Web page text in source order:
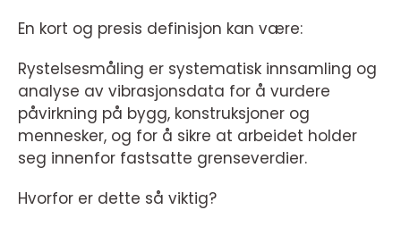
En kort og presis definisjon kan være:
Rystelsesmåling er systematisk innsamling og
analyse av vibrasjonsdata for å vurdere
påvirkning på bygg, konstruksjoner og
mennesker, og for å sikre at arbeidet holder
seg innenfor fastsatte grenseverdier.
Hvorfor er dette så viktig?